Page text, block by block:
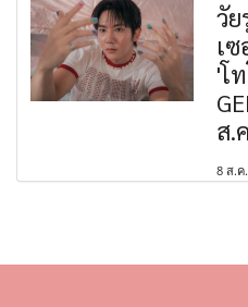
วัย
เ
'โ
ส.
8 ส.ค